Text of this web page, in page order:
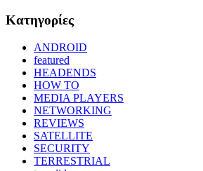
Kατηγορίες
ANDROID
featured
HEADENDS
HOW TO
MEDIA PLAYERS
NETWORKING
REVIEWS
SATELLITE
SECURITY
TERRESTRIAL